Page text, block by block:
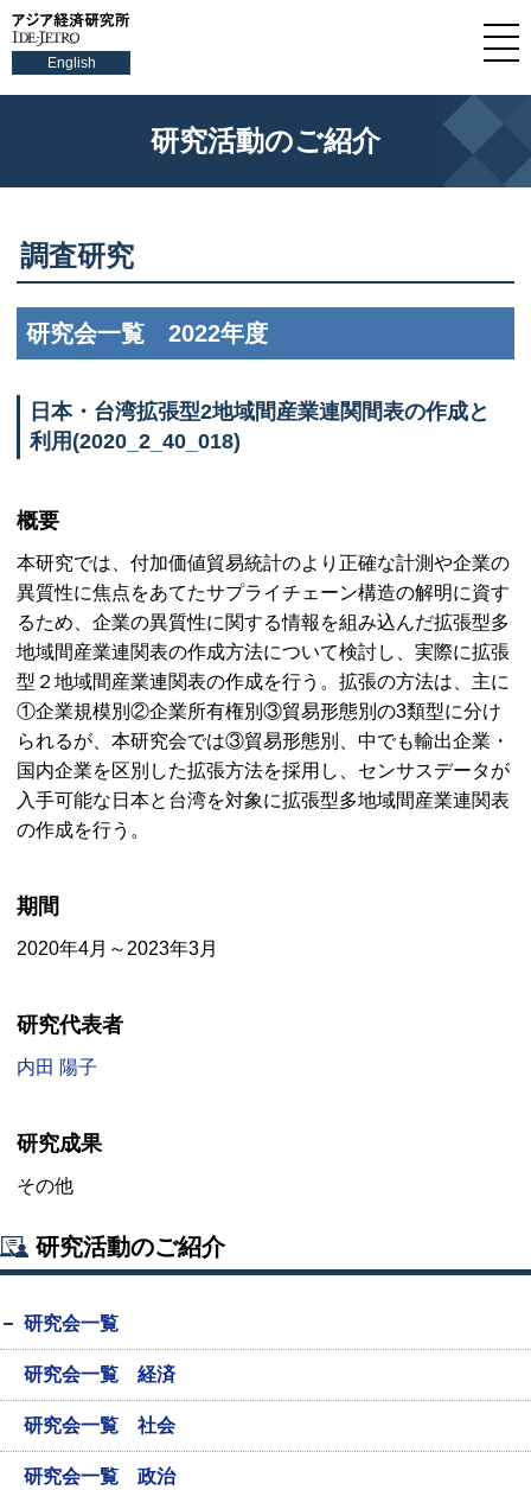
English
研究活動のご紹介
調査研究
研究会一覧 2022年度
日本・台湾拡張型2地域間産業連関間表の作成と
利用(2020_2_40_018)
概要
本研究では、付加価値貿易統計のより正確な計測や企業の
異質性に焦点をあてたサプライチェーン構造の解明に資す
るため、企業の異質性に関する情報を組み込んだ拡張型多
地域間産業連関表の作成方法について検討し、実際に拡張
型２地域間産業連関表の作成を行う。拡張の方法は、主に
①企業規模別②企業所有権別③貿易形態別の3類型に分け
られるが、本研究会では③貿易形態別、中でも輸出企業・
国内企業を区別した拡張方法を採用し、センサスデータが
入手可能な日本と台湾を対象に拡張型多地域間産業連関表
の作成を行う。
期間
2020年4月～2023年3月
研究代表者
内田 陽子
研究成果
その他
研究活動のご紹介
研究会一覧
研究会一覧 経済
研究会一覧 社会
研究会一覧 政治